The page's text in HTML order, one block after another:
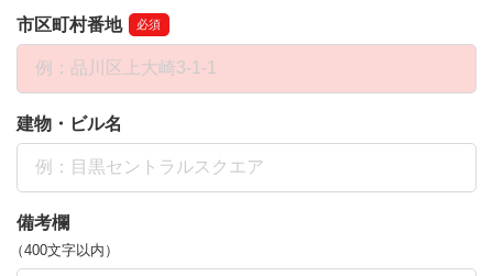
市区町村番地 必須
建物・ビル名
備考欄
（400文字以内）